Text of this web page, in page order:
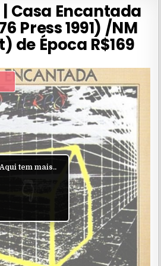
| Casa Encantada
Press 1991) /NM
de Época R$169
Aqui tem mais..
👇